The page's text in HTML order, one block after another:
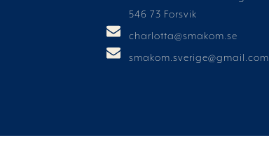
546 73 Forsvik
charlotta@smakom.se
smakom.sverige@gmail.com